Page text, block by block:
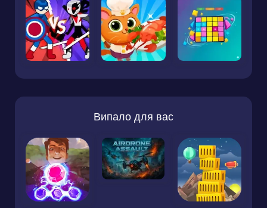
Випало для вас